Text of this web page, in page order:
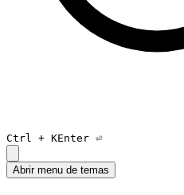
Ctrl + KEnter ⏎
Abrir menu de temas